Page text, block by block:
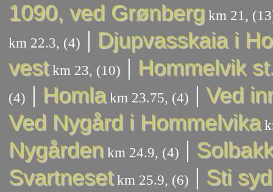
1090, ved Grønberg km 21,
km 22.3, (4) | Djupvasskaia i
vestkm 23, (10) | Hommelvik
(4) | Homlakm 23.75, (4) | Ved
Ved Nygård i Hommelvika
Nygården km 24.9, (4) |
Svartnesetkm 25.9, (6) | Sti